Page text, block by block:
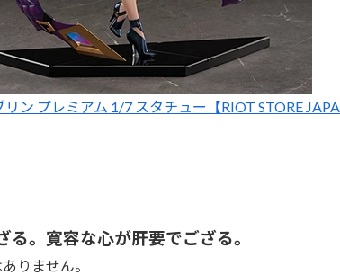
リン プレミアム 1/7 スタチュー【RIOT STORE
。寛容な心が肝要でござる。
りません。